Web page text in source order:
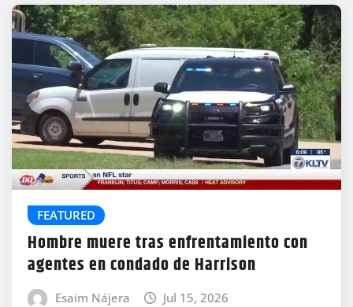
FEATURED
Hombre muere tras enfrentamiento con
agentes en condado de Harrison
Esaim Nájera Jul 15, 2026